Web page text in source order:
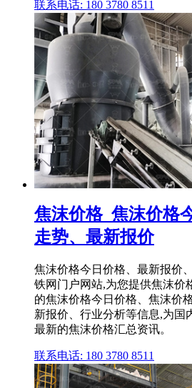
联系电话: 180 3780 8511
焦沫价格_焦沫价格
走势、最新报价
焦沫价格今日价格、最新报价
铁网门户网站,为您提供焦沫价
的焦沫价格今日价格、焦沫价
新报价、行业分析等信息,为国
最新的焦沫价格汇总资讯。
联系电话: 180 3780 8511